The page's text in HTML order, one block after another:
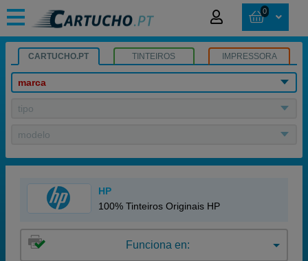
0
CARTUCHO.PT TINTEIROS IMPRESSORA
marca
tipo
modelo
HP
100% Tinteiros Originais HP
Funciona en: